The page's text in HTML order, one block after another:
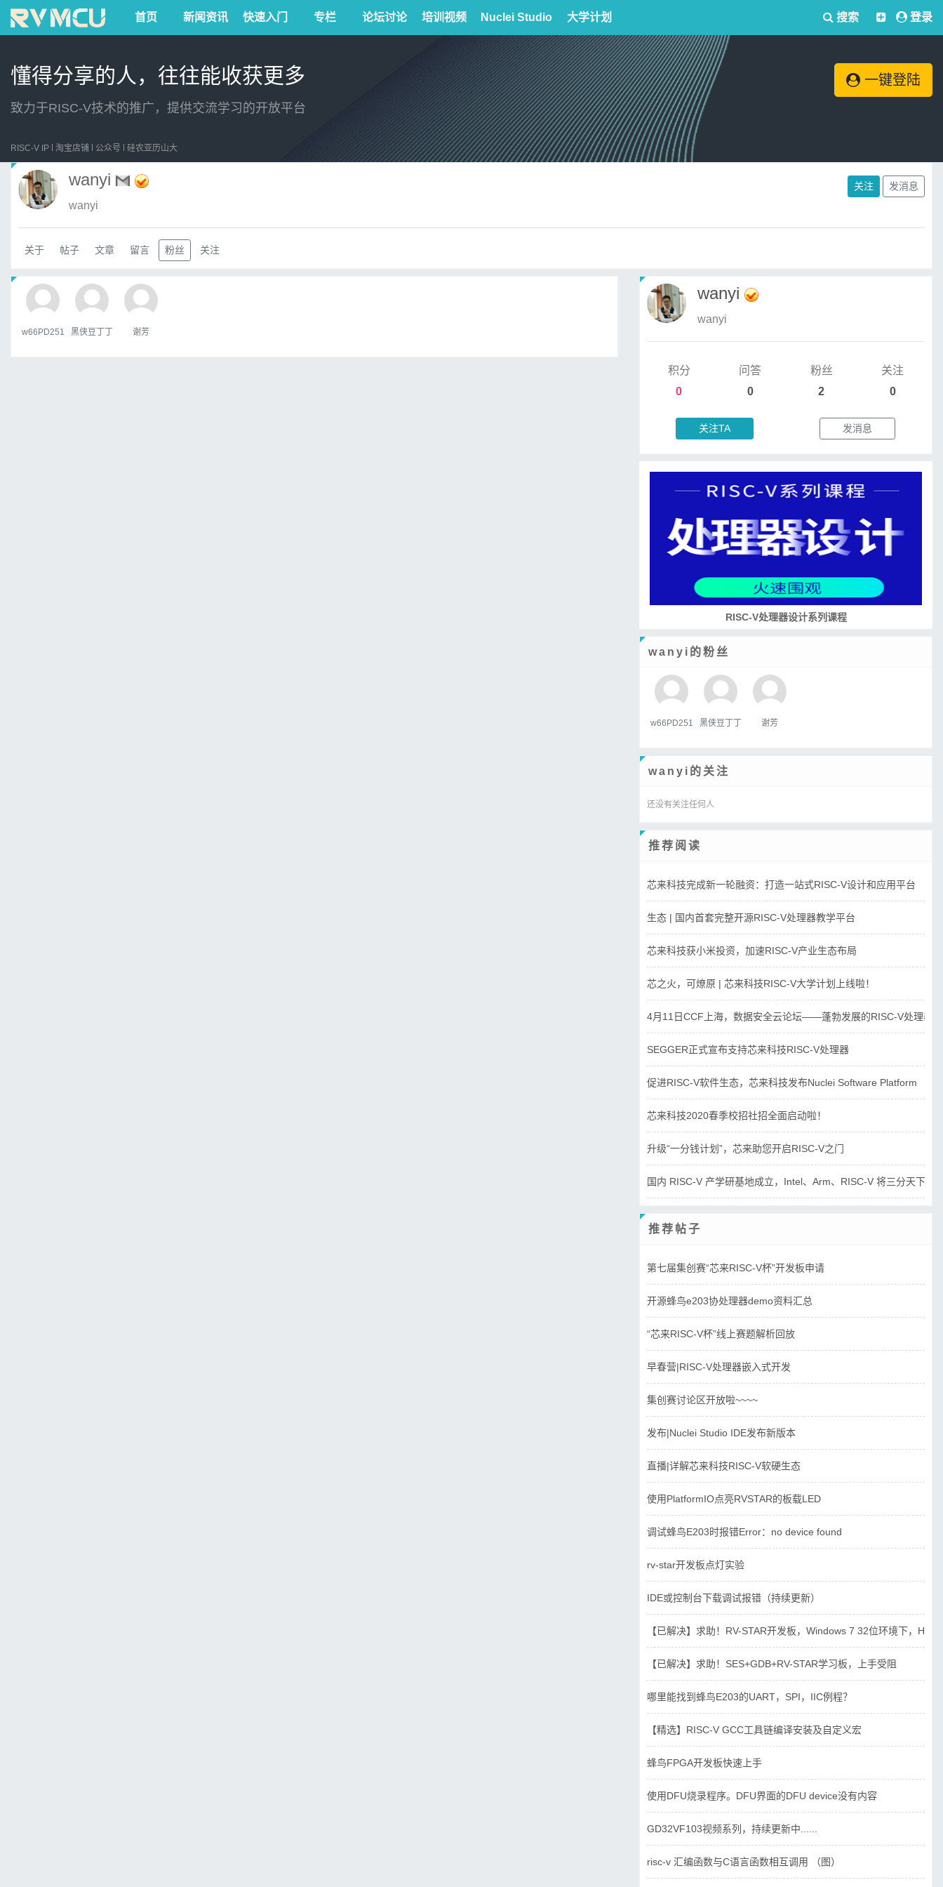
首页 新闻资讯 快速入门 专栏 论坛讨论 培训视频 Nuclei Studio 大学计划 搜索 登录
懂得分享的人，往往能收获更多
致力于RISC-V技术的推广，提供交流学习的开放平台
一键登陆
RISC-V IP 淘宝店铺 公众号 硅农亚历山大
wanyi
wanyi
关注 发消息
关于 帖子 文章 留言 粉丝 关注
w66PD251 黑侠豆丁丁 谢芳
wanyi
wanyi
积分
0
问答
0
粉丝
2
关注
0
关注TA 发消息
RISC-V处理器设计系列课程
wanyi的粉丝
w66PD251 黑侠豆丁丁 谢芳
wanyi的关注
还没有关注任何人
推荐阅读
芯来科技完成新一轮融资：打造一站式RISC-V设计和应用平台
生态 | 国内首套完整开源RISC-V处理器教学平台
芯来科技获小米投资，加速RISC-V产业生态布局
芯之火，可燎原 | 芯来科技RISC-V大学计划上线啦！
4月11日CCF上海，数据安全云论坛——蓬勃发展的RISC-V处理器
SEGGER正式宣布支持芯来科技RISC-V处理器
促进RISC-V软件生态，芯来科技发布Nuclei Software Platform
芯来科技2020春季校招社招全面启动啦！
升级“一分钱计划”，芯来助您开启RISC-V之门
国内 RISC-V 产学研基地成立，Intel、Arm、RISC-V 将三分天下？
推荐帖子
第七届集创赛“芯来RISC-V杯”开发板申请
开源蜂鸟e203协处理器demo资料汇总
“芯来RISC-V杯”线上赛题解析回放
早春营|RISC-V处理器嵌入式开发
集创赛讨论区开放啦~~~~
发布|Nuclei Studio IDE发布新版本
直播|详解芯来科技RISC-V软硬生态
使用PlatformIO点亮RVSTAR的板载LED
调试蜂鸟E203时报错Error：no device found
rv-star开发板点灯实验
IDE或控制台下载调试报错（持续更新）
【已解决】求助！RV-STAR开发板，Windows 7 32位环境下，
【已解决】求助！SES+GDB+RV-STAR学习板，上手受阻
哪里能找到蜂鸟E203的UART，SPI，IIC例程？
【精选】RISC-V GCC工具链编译安装及自定义宏
蜂鸟FPGA开发板快速上手
使用DFU烧录程序。DFU界面的DFU device没有内容
GD32VF103视频系列，持续更新中......
risc-v 汇编函数与C语言函数相互调用 （图）